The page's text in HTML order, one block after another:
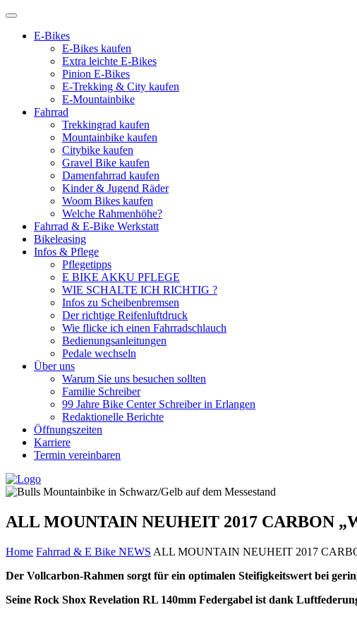
E-Bikes
E-Bikes kaufen
Extra leichte E-Bikes
Pinion E-Bikes
E-Trekking & City kaufen
E-Mountainbike
Fahrrad
Trekkingrad kaufen
Mountainbike kaufen
Citybike kaufen
Gravel Bike kaufen
Damenfahrrad kaufen
Kinder & Jugend Räder
Woom Bikes kaufen
Welche Rahmenhöhe?
Fahrrad & E-Bike Werkstatt
Bikeleasing
Infos & Pflege
Pflegetipps
E BIKE AKKU PFLEGE
WIE SCHALTE ICH RICHTIG ?
Infos zu Scheibenbremsen
Der richtige Reifenluftdruck
Wie flicke ich einen Fahrradschlauch
Bedienungsanleitungen
Pedale wechseln
Über uns
Warum Sie uns besuchen sollten
Familie Schreiber
99 Jahre Bike Center Schreiber in Erlangen
Redaktionelle Berichte
Öffnungszeiten
Karriere
Termin vereinbaren
ALL MOUNTAIN NEUHEIT 2017 CARBON
Home Fahrrad & E Bike NEWS ALL MOUNTAIN NEUHEIT 2017
Der Vollcarbon-Rahmen sorgt für ein optimalen Steifigkeitswert bei
Seine Rock Shox Revelation RL 140mm Federgabel ist dank